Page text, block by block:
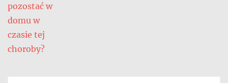
pozostać w
domu w
czasie tej
choroby?